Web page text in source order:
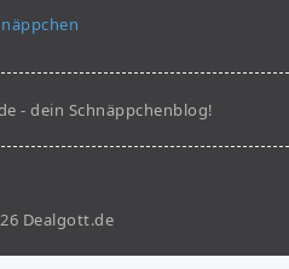
- dein Schnäppchenblog!
Dealgott.de